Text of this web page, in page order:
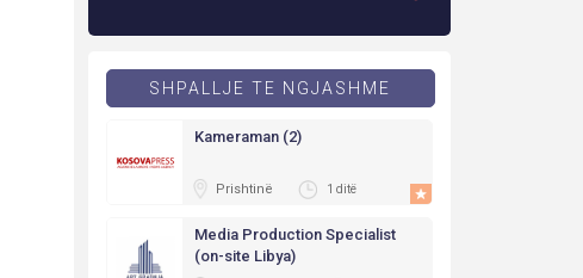
SHPALLJE TE NGJASHME
Kameraman (2)
Prishtinë 1 ditë
Media Production Specialist
(on-site Libya)